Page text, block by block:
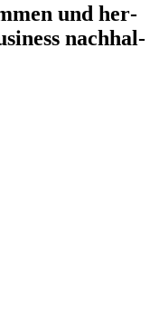
und her­
nach­hal­